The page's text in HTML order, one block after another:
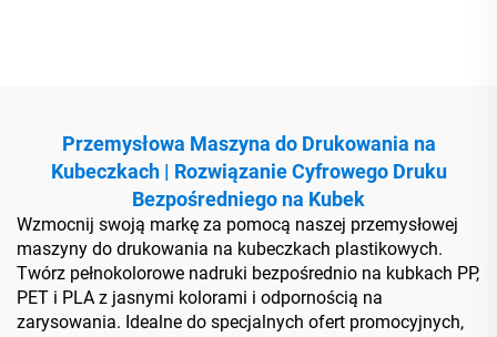
Przemysłowa Maszyna do Drukowania na
Kubeczkach | Rozwiązanie Cyfrowego Druku
Bezpośredniego na Kubek
Wzmocnij swoją markę za pomocą naszej przemysłowej
maszyny do drukowania na kubeczkach plastikowych.
Twórz pełnokolorowe nadruki bezpośrednio na kubkach PP,
PET i PLA z jasnymi kolorami i odpornością na
zarysowania. Idealne do specjalnych ofert promocyjnych,